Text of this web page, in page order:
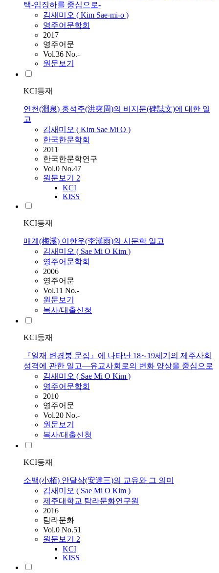
택-임징하를 중심으로-
김새미오 ( Kim Sae-mi-o )
영주어문학회
2017
영주어문
Vol.36 No.-
원문보기
KCI등재
연천(淵泉) 홍석주(洪奭周)의 비지문(碑誌文)에 대한 일
고
김새미오 ( Kim Sae Mi O )
한국한문학회
2011
한국한문학연구
Vol.0 No.47
원문보기 2
KCI
KISS
KCI등재
매계(梅溪) 이한우(李漢雨)의 시문학 일고
김새미오 ( Sae Mi O Kim )
영주어문학회
2006
영주어문
Vol.11 No.-
원문보기
복사/대출신청
KCI등재
『일재 변경붕 문집』에 나타난 18∼19세기의 제주사회
성격에 관한 일고―유교사회로의 변화 양상을 중심으로
김새미오 ( Sae Mi O Kim )
영주어문학회
2010
영주어문
Vol.20 No.-
원문보기
복사/대출신청
KCI등재
소백(小栢) 안달삼(安達三)의 교유와 그 의미
김새미오 ( Sae Mi O Kim )
제주대학교 탐라문화연구원
2016
탐라문화
Vol.0 No.51
원문보기 2
KCI
KISS